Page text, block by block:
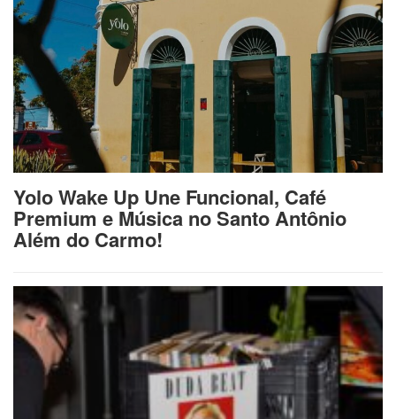
Yolo Wake Up Une Funcional, Café
Premium e Música no Santo Antônio
Além do Carmo!